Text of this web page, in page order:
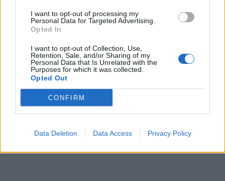
I want to opt-out of processing my
Personal Data for Targeted Advertising.
Opted In
I want to opt-out of Collection, Use,
Retention, Sale, and/or Sharing of my
Personal Data that Is Unrelated with the
Purposes for which it was collected.
Opted Out
CONFIRM
Data Deletion Data Access Privacy Policy